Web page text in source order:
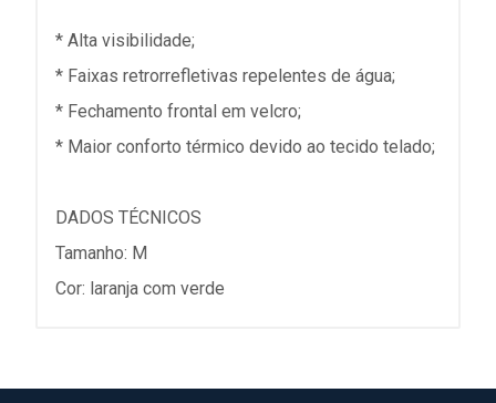
* Alta visibilidade;
* Faixas retrorrefletivas repelentes de água;
* Fechamento frontal em velcro;
* Maior conforto térmico devido ao tecido telado;
DADOS TÉCNICOS
Tamanho: M
Cor: laranja com verde